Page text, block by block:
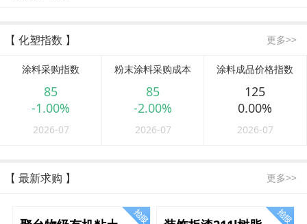
【 化塑指数 】 更多>>
涂料采购指数
85
-1.00%
2026-07
粉末涂料采购成本
85
-2.00%
2026-07
涂料成品价格指数
125
0.00%
2026-07
【 最新求购 】 更多>>